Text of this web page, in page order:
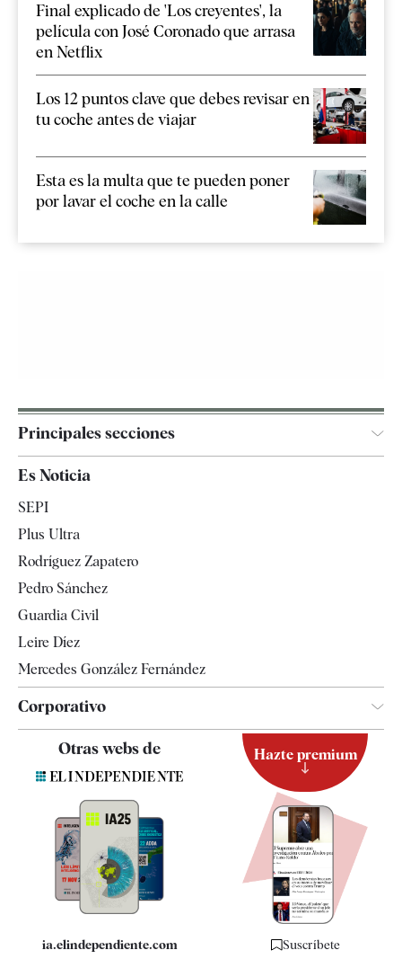
Final explicado de 'Los creyentes', la
película con José Coronado que arrasa
en Netflix
Los 12 puntos clave que debes revisar en
tu coche antes de viajar
Esta es la multa que te pueden poner
por lavar el coche en la calle
Principales secciones
España
Televisión
Es Noticia
SEPI
Plus Ultra
Rodríguez Zapatero
Pedro Sánchez
Guardia Civil
Leire Díez
Mercedes González Fernández
Corporativo
Contacto
Quiénes somos
Especificaciones
Otras webs de
ia.elindependiente.com
Hazte premium
Suscríbete